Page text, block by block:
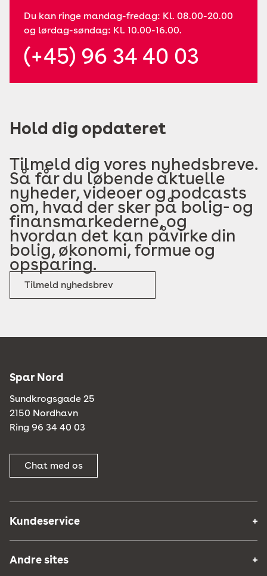
Du kan ringe mandag-fredag: Kl. 08.00-20.00
og lørdag-søndag: Kl. 10.00-16.00.
(+45) 96 34 40 03
Hold dig opdateret
Tilmeld dig vores nyhedsbreve.
Så får du løbende aktuelle
nyheder, videoer og podcasts
om, hvad der sker på bolig- og
finansmarkederne, og
hvordan det kan påvirke din
bolig, økonomi, formue og
opsparing.
Tilmeld nyhedsbrev
Spar Nord
Sundkrogsgade 25
2150 Nordhavn
Ring 96 34 40 03
Chat med os
Kundeservice
Andre sites